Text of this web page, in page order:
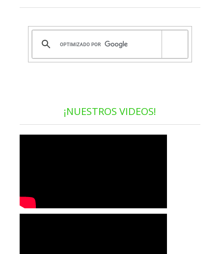
¡NUESTROS VIDEOS!